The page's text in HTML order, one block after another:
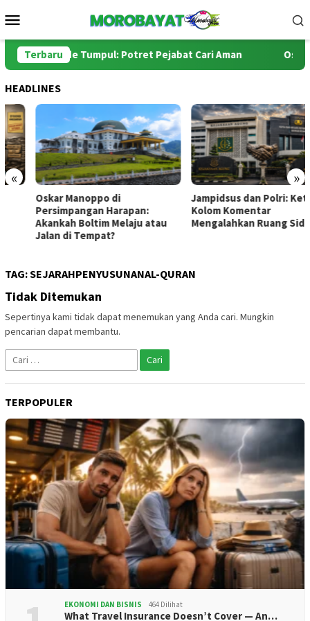
ke
Mobile
Terbaru
Ide Tumpul: Potret Pejabat Cari Aman Oskar
HEADLINES
« »
Oskar Manoppo di
Persimpangan Harapan:
Akankah Boltim Melaju atau
Jalan di Tempat?
Jampidsus dan Polri: Ketika
Kolom Komentar
Mengalahkan Ruang Sidang
TAG:SEJARAHPENYUSUNANAL-QURAN
Tidak Ditemukan
Sepertinya kami tidak dapat menemukan yang Anda cari. Mungkin
pencarian dapat membantu.
Cari
untuk:
TERPOPULER
EKONOMI DAN BISNIS 464 Dilihat
What Travel Insurance Doesn’t Cover — An…